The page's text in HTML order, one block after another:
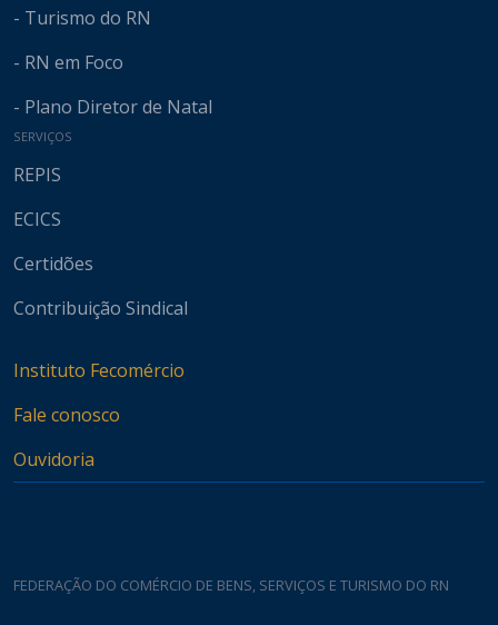
- Turismo do RN
- RN em Foco
- Plano Diretor de Natal
SERVIÇOS
REPIS
ECICS
Certidões
Contribuição Sindical
Instituto Fecomércio
Fale conosco
Ouvidoria
FEDERAÇÃO DO COMÉRCIO DE BENS, SERVIÇOS E TURISMO DO RN